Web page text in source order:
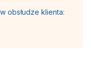
obsłudze klienta: